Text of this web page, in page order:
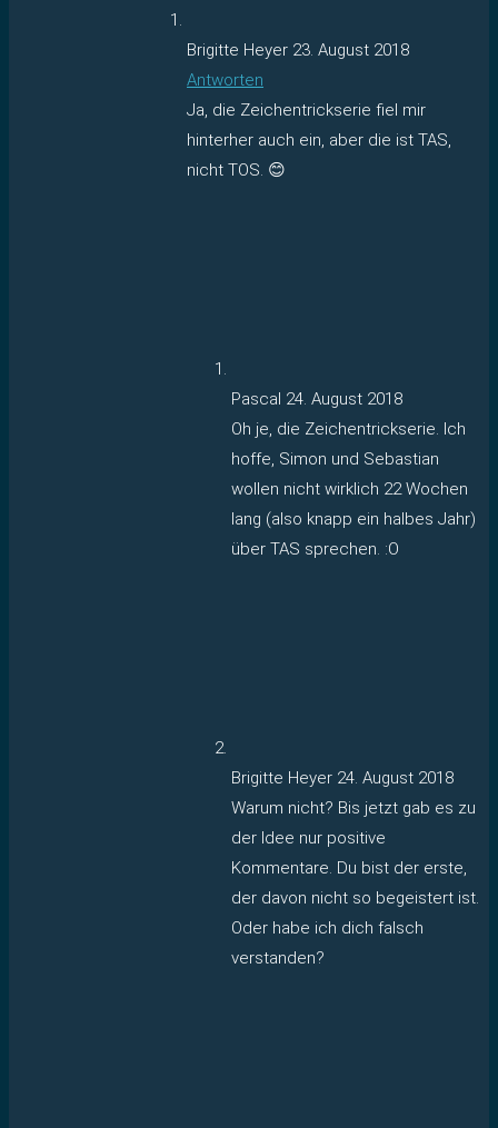
Brigitte Heyer 23. August 2018
Antworten
Ja, die Zeichentrickserie fiel mir
hinterher auch ein, aber die ist TAS,
nicht TOS. 😊
Pascal 24. August 2018
Oh je, die Zeichentrickserie. Ich
hoffe, Simon und Sebastian
wollen nicht wirklich 22 Wochen
lang (also knapp ein halbes Jahr)
über TAS sprechen. :O
Brigitte Heyer 24. August 2018
Warum nicht? Bis jetzt gab es zu
der Idee nur positive
Kommentare. Du bist der erste,
der davon nicht so begeistert ist.
Oder habe ich dich falsch
verstanden?